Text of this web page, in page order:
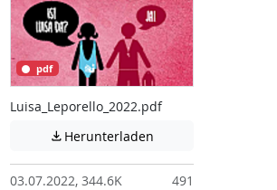
pdf
Luisa_Leporello_2022.pdf
 Herunterladen
03.07.2022, 344.6K 491